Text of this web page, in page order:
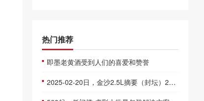
热门推荐
即墨老黄酒受到人们的喜爱和赞誉
2025-02-20日，金沙2.5L摘要（封坛）2500ML53.00度酒每瓶的价格是多少呢？